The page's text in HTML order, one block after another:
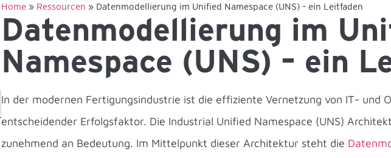
Home» Ressourcen » Daten­modellierung im Unified Namespace (UNS) – ein Leitfaden
Daten­modellierung im
Namespace (UNS) – ein
In der modernen Fertigungsindustrie ist die effiziente Vernetzung von IT- und
entscheidender Erfolgsfaktor. Die Industrial Unified Namespace (UNS)
zunehmend an Bedeutung. Im Mittelpunkt dieser Architektur steht die